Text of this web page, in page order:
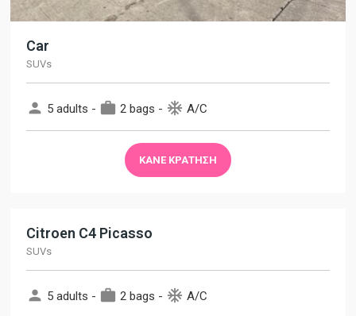
Car
SUVs
person 5 adults - work 2 bags - ac_unit A/C
ΚΆΝΕ ΚΡΆΤΗΣΗ
Citroen C4 Picasso
SUVs
person 5 adults - work 2 bags - ac_unit A/C